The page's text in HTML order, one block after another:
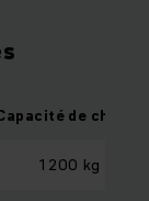
de charge
1 200 kg